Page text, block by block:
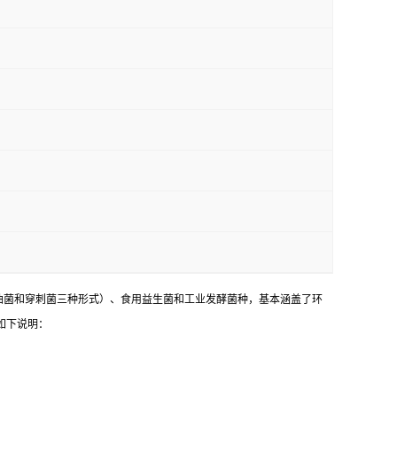
和穿刺菌三种形式）、食用益生菌和工业发酵菌种，基本涵盖了环
说明：